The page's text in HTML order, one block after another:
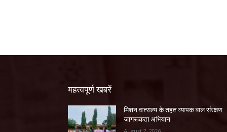
महत्वपूर्ण खबरें
मिशन वात्सल्य के तहत व्यापक बाल संरक्षण
जागरूकता अभियान